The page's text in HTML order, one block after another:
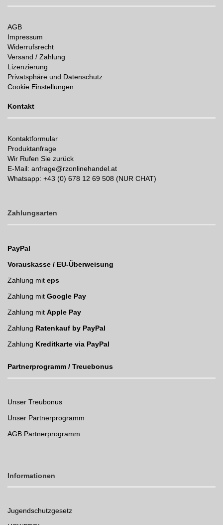
AGB
Impressum
Widerrufsrecht
Versand / Zahlung
Lizenzierung
Privatsphäre und Datenschutz
Cookie Einstellungen
Kontakt
Kontaktformular
Produktanfrage
Wir Rufen Sie zurück
E-Mail: anfrage@rzonlinehandel.at
Whatsapp: +43 (0) 678 12 69 508 (NUR CHAT)
Zahlungsarten
PayPal
Vorauskasse / EU-Überweisung
Zahlung mit eps
Zahlung mit Google Pay
Zahlung mit Apple Pay
Zahlung Ratenkauf by PayPal
Zahlung Kreditkarte via PayPal
Partnerprogramm / Treuebonus
Unser Treubonus
Unser Partnerprogramm
AGB Partnerprogramm
Informationen
Jugendschutzgesetz